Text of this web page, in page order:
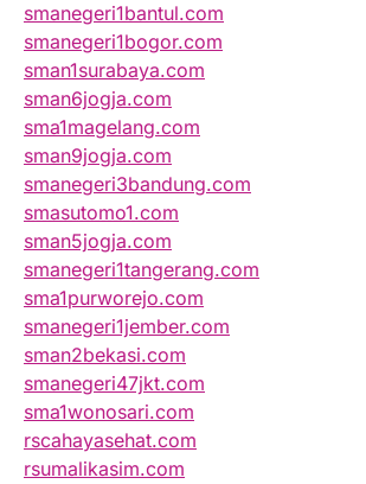
smanegeri1bantul.com
smanegeri1bogor.com
sman1surabaya.com
sman6jogja.com
sma1magelang.com
sman9jogja.com
smanegeri3bandung.com
smasutomo1.com
sman5jogja.com
smanegeri1tangerang.com
sma1purworejo.com
smanegeri1jember.com
sman2bekasi.com
smanegeri47jkt.com
sma1wonosari.com
rscahayasehat.com
rsumalikasim.com